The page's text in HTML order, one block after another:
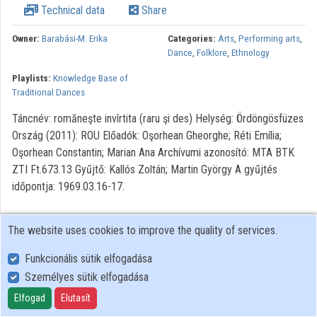
Organizations
Technical data Share
Owner: Barabási-M. Erika Categories: Arts, Performing arts,
Dance, Folklore, Ethnology
Playlists: Knowledge Base of
Traditional Dances
Táncnév: romăneşte invîrtita (raru şi des) Helység: Ördöngösfüzes
Ország (2011): ROU Előadók: Oşorhean Gheorghe; Réti Emília;
Oşorhean Constantin; Marian Ana Archívumi azonosító: MTA BTK
ZTI Ft.673.13 Gyűjtő: Kallós Zoltán; Martin György A gyűjtés
időpontja: 1969.03.16-17.
User Policy
Adatkezelési tájékoztató (en)
Cookie Policy
The website uses cookies to improve the quality of services.
Funkcionális sütik elfogadása
Személyes sütik elfogadása
Elfogad Elutasít